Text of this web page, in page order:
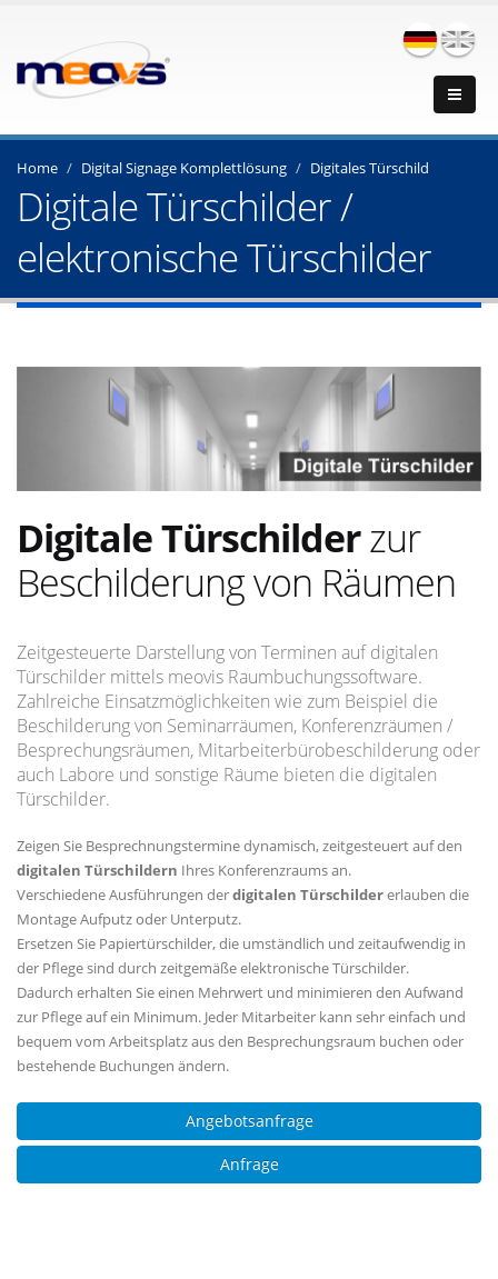
Home Digital Signage Komplettlösung Digitales Türschild
Digitale Türschilder /
elektronische Türschilder
Digitale Türschilderzur
Beschilderung von Räumen
Zeitgesteuerte Darstellung von Terminen auf digitalen
Türschilder mittels meovis Raumbuchungssoftware.
Zahlreiche Einsatzmöglichkeiten wie zum Beispiel die
Beschilderung von Seminarräumen, Konferenzräumen /
Besprechungsräumen, Mitarbeiterbürobeschilderung oder
auch Labore und sonstige Räume bieten die digitalen
Türschilder.
Zeigen Sie Besprechnungstermine dynamisch, zeitgesteuert auf den
digitalen Türschildern Ihres Konferenzraums an.
Verschiedene Ausführungen derdigitalen Türschildererlauben die
Montage Aufputz oder Unterputz.
Ersetzen Sie Papiertürschilder, die umständlich und zeitaufwendig in
der Pflege sind durch zeitgemäße elektronische Türschilder.
Dadurch erhalten Sie einen Mehrwert und minimieren den Aufwand
zur Pflege auf ein Minimum. Jeder Mitarbeiter kann sehr einfach und
bequem vom Arbeitsplatz aus den Besprechungsraum buchen oder
bestehende Buchungen ändern.
Angebotsanfrage
Anfrage